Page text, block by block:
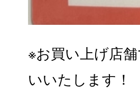
※お買い上げ店
いいたします！